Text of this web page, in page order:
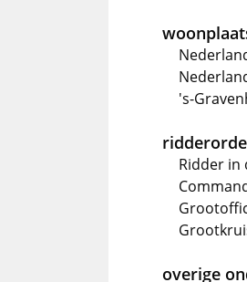
's-
Ridder in
overige